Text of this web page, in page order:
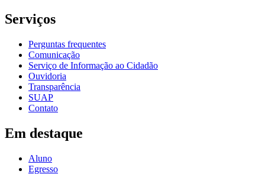
Serviços
Perguntas frequentes
Comunicação
Serviço de Informação ao Cidadão
Ouvidoria
Transparência
SUAP
Contato
Em destaque
Aluno
Egresso